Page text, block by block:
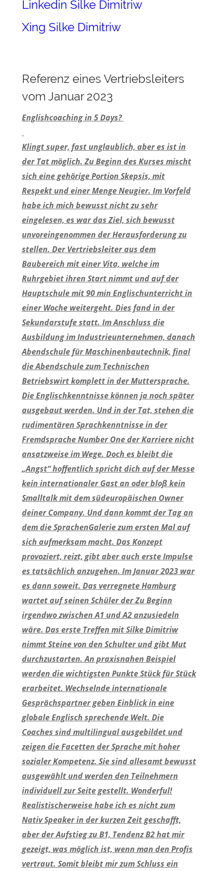
Linkedin Silke Dimitriw
Xing Silke Dimitriw
Referenz eines Vertriebsleiters
vom Januar 2023
Englishcoaching in 5 Days?
Klingt super, fast unglaublich, aber es ist in
der Tat möglich. Zu Beginn des Kurses mischt
sich eine gehörige Portion Skepsis, mit
Respekt und einer Menge Neugier. Im Vorfeld
habe ich mich bewusst nicht zu sehr
eingelesen, es war das Ziel, sich bewusst
unvoreingenommen der Herausforderung zu
stellen. Der Vertriebsleiter aus dem
Baubereich mit einer Vita, welche im
Ruhrgebiet ihren Start nimmt und auf der
Hauptschule mit 90 min Englischunterricht in
einer Woche weitergeht. Dies fand in der
Sekundarstufe statt. Im Anschluss die
Ausbildung im Industrieunternehmen, danach
Abendschule für Maschinenbautechnik, final
die Abendschule zum Technischen
Betriebswirt komplett in der Muttersprache.
Die Englischkenntnisse können ja noch später
ausgebaut werden. Und in der Tat, stehen die
rudimentären Sprachkenntnisse in der
Fremdsprache Number One der Karriere nicht
ansatzweise im Wege. Doch es bleibt die
„Angst“ hoffentlich spricht dich auf der Messe
kein internationaler Gast an oder bloß kein
Smalltalk mit dem südeuropäischen Owner
deiner Company. Und dann kommt der Tag an
dem die SprachenGalerie zum ersten Mal auf
sich aufmerksam macht. Das Konzept
provoziert, reizt, gibt aber auch erste Impulse
es tatsächlich anzugehen. Im Januar 2023 war
es dann soweit. Das verregnete Hamburg
wartet auf seinen Schüler der Zu Beginn
irgendwo zwischen A1 und A2 anzusiedeln
wäre. Das erste Treffen mit Silke Dimitriw
nimmt Steine von den Schulter und gibt Mut
durchzustarten. An praxisnahen Beispiel
werden die wichtigsten Punkte Stück für Stück
erarbeitet. Wechselnde internationale
Gesprächspartner geben Einblick in eine
globale Englisch sprechende Welt. Die
Coaches sind multilingual ausgebildet und
zeigen die Facetten der Sprache mit hoher
sozialer Kompetenz. Sie sind allesamt bewusst
ausgewählt und werden den Teilnehmern
individuell zur Seite gestellt. Wonderful!
Realistischerweise habe ich es nicht zum
Nativ Speaker in der kurzen Zeit geschafft,
aber der Aufstieg zu B1, Tendenz B2 hat mir
gezeigt, was möglich ist, wenn man den Profis
vertraut. Somit bleibt mir zum Schluss ein